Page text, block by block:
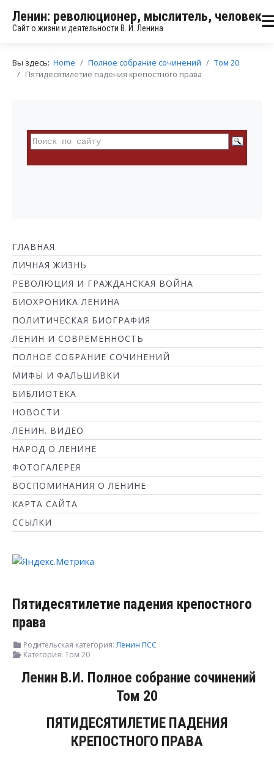
Ленин: революционер, мыслитель, человек
Сайт о жизни и деятельности В. И. Ленина
Вы здесь: Home Полное собрание сочинений
Том 20
Пятидесятилетие падения крепостного права
ГЛАВНАЯ
ЛИЧНАЯ ЖИЗНЬ
РЕВОЛЮЦИЯ И ГРАЖДАНСКАЯ ВОЙНА
БИОХРОНИКА ЛЕНИНА
ПОЛИТИЧЕСКАЯ БИОГРАФИЯ
ЛЕНИН И СОВРЕМЕННОСТЬ
ПОЛНОЕ СОБРАНИЕ СОЧИНЕНИЙ
МИФЫ И ФАЛЬШИВКИ
БИБЛИОТЕКА
НОВОСТИ
ЛЕНИН. ВИДЕО
НАРОД О ЛЕНИНЕ
ФОТОГАЛЕРЕЯ
ВОСПОМИНАНИЯ О ЛЕНИНЕ
КАРТА САЙТА
ССЫЛКИ
Пятидесятилетие падения крепостного
права
Родительская категория:Ленин ПСС
Категория: Том 20
Ленин В.И. Полное собрание сочинений
Том 20
ПЯТИДЕСЯТИЛЕТИЕ ПАДЕНИЯ
КРЕПОСТНОГО ПРАВА